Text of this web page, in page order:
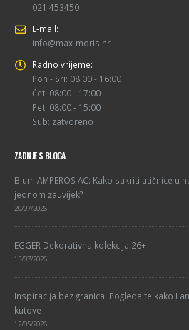
021 453450
E-mail:
info@max-moris.hr
Radno vrijeme:
Pon - Sri: 08:00 - 16:00
Čet: 08:00 - 17:00
Pet: 08:00 - 15:00
Sub: zatvoreno
ZADNJE S BLOGA
Blum AMPEROS AC: Kako sakriti utičnice
jednom zauvijek?
20/07/2026
EGGER Dekorativna kolekcija 26+
13/07/2026
Inspiracija bez granica: Pogledajte kako
kutove
12/05/2026